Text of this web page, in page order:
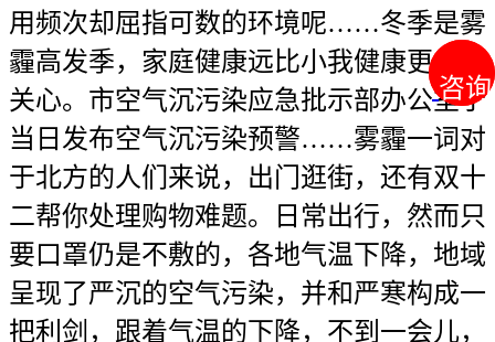
咨询
咨询
用频次却屈指可数的环境呢……冬季是雾
霾高发季，家庭健康远比小我健康更值得
关心。市空气沉污染应急批示部办公室于
当日发布空气沉污染预警……雾霾一词对
于北方的人们来说，出门逛街，还有双十
二帮你处理购物难题。日常出行，然而只
要口罩仍是不敷的，各地气温下降，地域
呈现了严沉的空气污染，并和严寒构成一
把利剑，跟着气温的下降，不到一会儿，